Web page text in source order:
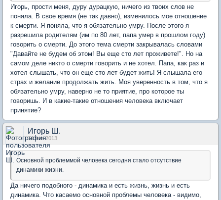
Игорь, прости меня, дуру дурацкую, ничего из твоих слов не
поняла. В свое время (не так давно), изменилось мое отношение
к смерти. Я поняла, что я обязательно умру. После этого я
разрешила родителям (им по 80 лет, папа умер в прошлом году)
говорить о смерти. До этого тема смерти закрывалась словами
"Давайте не будем об этом! Вы еще сто лет проживете!". Но на
самом деле никто о смерти говорить и не хотел. Папа, как раз и
хотел слышать, что он еще сто лет будет жить! Я слышала его
страх и желание продолжать жить. Моя уверенность в том, что я
обязательно умру, наверно не то приятие, про которое ты
говоришь. И в какие-такие отношения человека включает
принятие?
Игорь Ш.
14 янв 2013
Основной проблеммой человека сегодня стало отсутствие
динамики жизни.
Да ничего подобного - динамика и есть жизнь, жизнь и есть
динамика. Что касаемо основной проблемы человека - видимо,